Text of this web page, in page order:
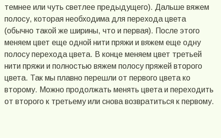
темнее или чуть светлее предыдущего). Дальше вяжем
полосу, которая необходима для перехода цвета
(обычно такой же ширины, что и первая). После этого
меняем цвет еще одной нити пряжи и вяжем еще одну
полосу перехода цвета. В конце меняем цвет третьей
нити пряжи и полностью вяжем полосу пряжей второго
цвета. Так мы плавно перешли от первого цвета ко
второму. Можно продолжать менять цвета и переходить
от второго к третьему или снова возвратиться к первому.